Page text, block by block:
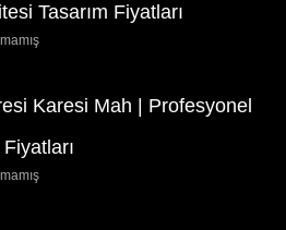
Tasarım Fiyatları
Karesi Mah | Profesyonel